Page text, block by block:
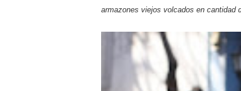
armazones viejos volcados en cantidad